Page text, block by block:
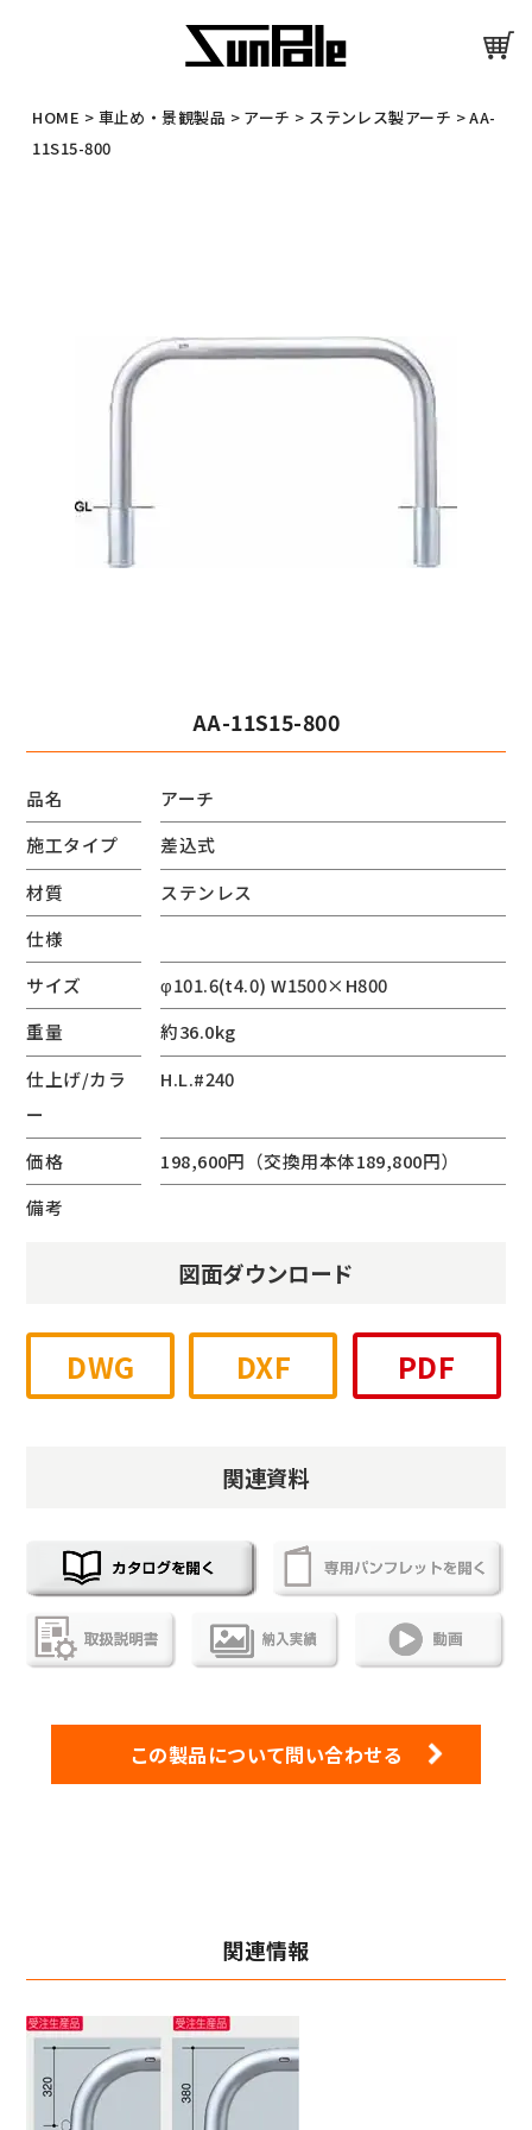
HOME > 車止め・景観製品 > アーチ > ステンレス製アーチ >AA-
11S15-800
AA-11S15-800
品名
アーチ
施工タイプ
差込式
材質
ステンレス
仕様
サイズ
φ101.6(t4.0) W1500×H800
重量
約36.0kg
仕上げ/カラ
ー
H.L.#240
価格
198,600円（交換用本体189,800円）
備考
図面ダウンロード
DWG DXF PDF
関連資料
この製品について問い合わせる
関連情報